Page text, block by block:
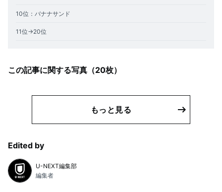
10位：バナナサンド
11位→20位
この記事に関する写真（20枚）
もっと見る
Edited by
U-NEXT編集部
編集者